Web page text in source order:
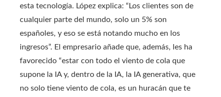
esta tecnología. López explica: “Los clientes son de
cualquier parte del mundo, solo un 5% son
españoles, y eso se está notando mucho en los
ingresos”. El empresario añade que, además, les ha
favorecido “estar con todo el viento de cola que
supone la IA y, dentro de la IA, la IA generativa, que
no solo tiene viento de cola, es un huracán que te